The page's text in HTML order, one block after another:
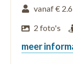
vanaf €
2 foto's
meer